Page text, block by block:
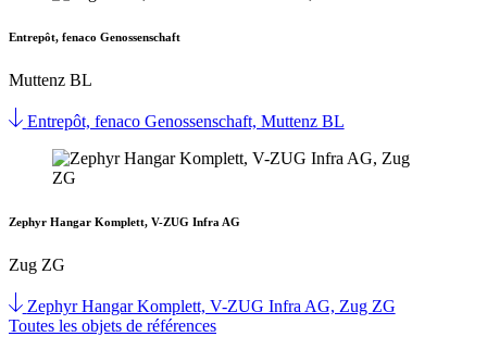
Entrepôt, fenaco Genossenschaft
Muttenz BL
Entrepôt, fenaco Genossenschaft, Muttenz BL
Zephyr Hangar Komplett, V-ZUG Infra AG
Zug ZG
Zephyr Hangar Komplett, V-ZUG Infra AG, Zug ZG
Toutes les objets de références